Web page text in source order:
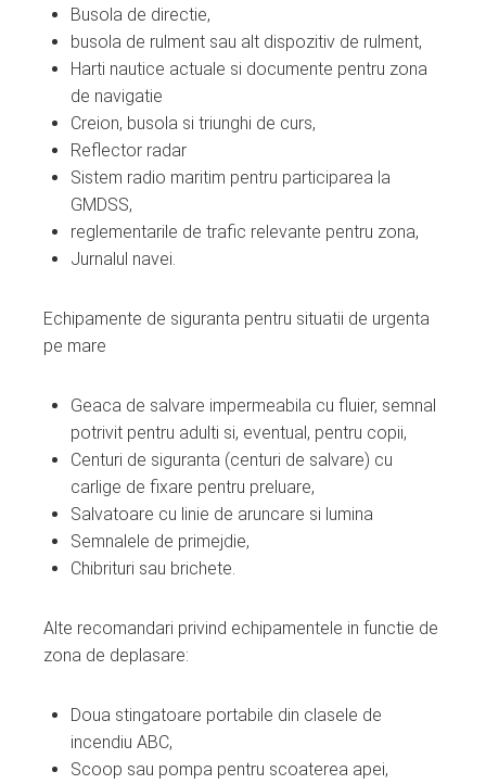
Busola de directie,
busola de rulment sau alt dispozitiv de rulment,
Harti nautice actuale si documente pentru zona
de navigatie
Creion, busola si triunghi de curs,
Reflector radar
Sistem radio maritim pentru participarea la
GMDSS,
reglementarile de trafic relevante pentru zona,
Jurnalul navei.
Echipamente de siguranta pentru situatii de urgenta
pe mare
Geaca de salvare impermeabila cu fluier, semnal
potrivit pentru adulti si, eventual, pentru copii,
Centuri de siguranta (centuri de salvare) cu
carlige de fixare pentru preluare,
Salvatoare cu linie de aruncare si lumina
Semnalele de primejdie,
Chibrituri sau brichete.
Alte recomandari privind echipamentele in functie de
zona de deplasare:
Doua stingatoare portabile din clasele de
incendiu ABC,
Scoop sau pompa pentru scoaterea apei,